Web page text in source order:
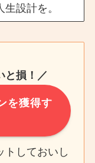
設計を。
と損！／
を獲得す
トしておいし